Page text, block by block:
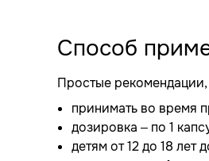
Способ
Простые рекомендации,
принимать во время
дозировка – по 1
детям от 12 до 18 лет